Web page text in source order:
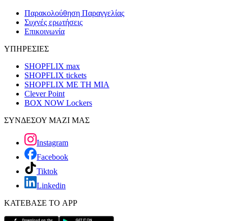
Παρακολούθηση Παραγγελίας
Συχνές ερωτήσεις
Επικοινωνία
ΥΠΗΡΕΣΙΕΣ
SHOPFLIX max
SHOPFLIX tickets
SHOPFLIX ΜΕ ΤΗ ΜΙΑ
Clever Point
BOX NOW Lockers
ΣΥΝΔΕΣΟΥ ΜΑΖΙ ΜΑΣ
Instagram
Facebook
Tiktok
Linkedin
ΚΑΤΕΒΑΣΕ ΤΟ APP